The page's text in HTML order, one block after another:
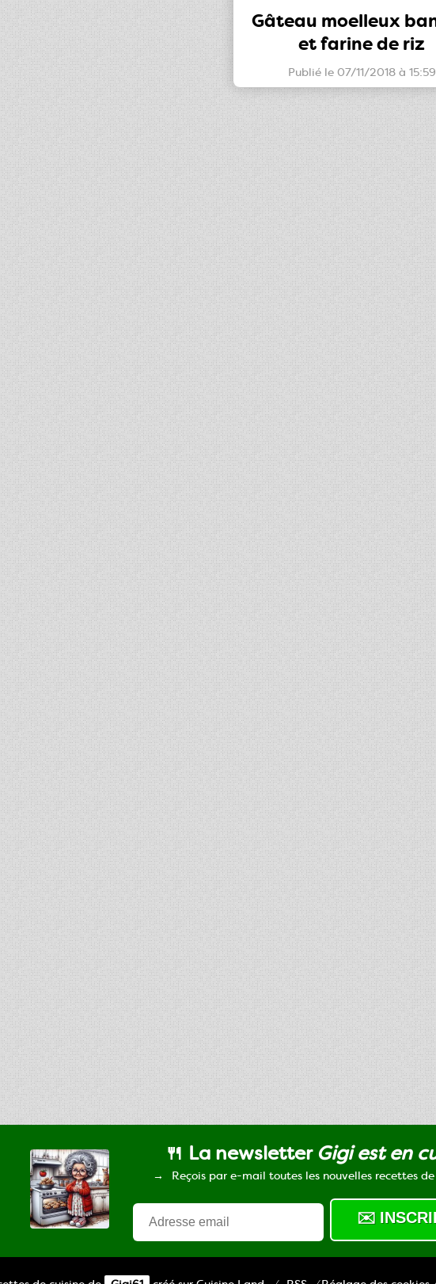
Gâteau moelleux
et farine de riz
Publié le 07/11/2018 à 15:59
🍴 La newsletter Gigi est en
Reçois par e-mail toutes les nouvelles recettes de